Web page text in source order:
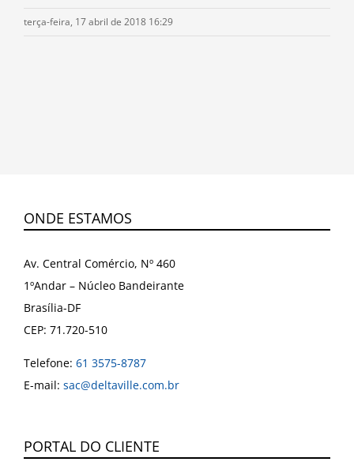
terça-feira, 17 abril de 2018 16:29
ONDE ESTAMOS
Av. Central Comércio, Nº 460
1ºAndar – Núcleo Bandeirante
Brasília-DF
CEP: 71.720-510
Telefone: 61 3575-8787
E-mail: sac@deltaville.com.br
PORTAL DO CLIENTE